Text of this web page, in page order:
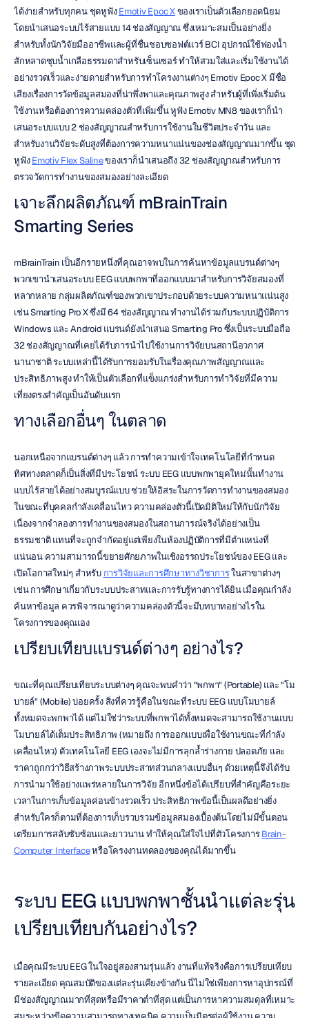
ได้ง่ายสำหรับทุกคน ชุดหูฟัง Emotiv Epoc X ของเราเป็นตัวเลือกยอดนิยม
โดยนำเสนอระบบไร้สายแบบ 14 ช่องสัญญาณ ซึ่งเหมาะสมเป็นอย่างยิ่ง
สำหรับทั้งนักวิจัยมืออาชีพและผู้ที่ชื่นชอบซอฟต์แวร์ BCI อุปกรณ์ใช้ฟองน้ำ
สักหลาดชุบน้ำเกลือธรรมดาสำหรับเซ็นเซอร์ ทำให้สวมใส่และเริ่มใช้งานได้
อย่างรวดเร็วและง่ายดายสำหรับการทำโครงงานต่างๆ Emotiv Epoc X มีชื่อ
เสียงเรื่องการวัดข้อมูลสมองที่น่าพึ่งพาและคุณภาพสูง สำหรับผู้ที่เพิ่งเริ่มต้น
ใช้งานหรือต้องการความคล่องตัวที่เพิ่มขึ้น หูฟัง Emotiv MN8 ของเราก็นำ
เสนอระบบแบบ 2 ช่องสัญญาณสำหรับการใช้งานในชีวิตประจำวัน และ
สำหรับงานวิจัยระดับสูงที่ต้องการความหนาแน่นของช่องสัญญาณมากขึ้น ชุด
หูฟัง Emotiv Flex Saline ของเราก็นำเสนอถึง 32 ช่องสัญญาณสำหรับการ
ตรวจวัดการทำงานของสมองอย่างละเอียด
เจาะลึกผลิตภัณฑ์ mBrainTrain
Smarting Series
mBrainTrain เป็นอีกรายหนึ่งที่คุณอาจพบในการค้นหาข้อมูลแบรนด์ต่างๆ
พวกเขานำเสนอระบบ EEG แบบพกพาที่ออกแบบมาสำหรับการวิจัยสมองที่
หลากหลาย กลุ่มผลิตภัณฑ์ของพวกเขาประกอบด้วยระบบความหนาแน่นสูง
เช่น Smarting Pro X ซึ่งมี 64 ช่องสัญญาณ ทำงานได้ร่วมกับระบบปฏิบัติการ
Windows และ Android แบรนด์ยังนำเสนอ Smarting Pro ซึ่งเป็นระบบมือถือ
32 ช่องสัญญาณที่เคยได้รับการนำไปใช้งานการวิจัยบนสถานีอวกาศ
นานาชาติ ระบบเหล่านี้ได้รับการยอมรับในเรื่องคุณภาพสัญญาณและ
ประสิทธิภาพสูง ทำให้เป็นตัวเลือกที่แข็งแกร่งสำหรับการทำวิจัยที่มีความ
เที่ยงตรงสำคัญเป็นอันดับแรก
ทางเลือกอื่นๆ ในตลาด
นอกเหนือจากแบรนด์ต่างๆ แล้ว การทำความเข้าใจเทคโนโลยีที่กำหนด
ทิศทางตลาดก็เป็นสิ่งที่มีประโยชน์ ระบบ EEG แบบพกพายุคใหม่นั้นทำงาน
แบบไร้สายได้อย่างสมบูรณ์แบบ ช่วยให้อิสระในการวัดการทำงานของสมอง
ในขณะที่บุคคลกำลังเคลื่อนไหว ความคล่องตัวนี้เปิดมิติใหม่ให้กับนักวิจัย
เนื่องจากจำลองการทำงานของสมองในสถานการณ์จริงได้อย่างเป็น
ธรรมชาติ แทนที่จะถูกจำกัดอยู่แต่เพียงในห้องปฏิบัติการที่มีตำแหน่งที่
แน่นอน ความสามารถนี้ขยายศักยภาพในเชิงอรรถประโยชน์ของ EEG และ
เปิดโอกาสใหม่ๆ สำหรับ การวิจัยและการศึกษาทางวิชาการ ในสาขาต่างๆ
เช่น การศึกษาเกี่ยวกับระบบประสาทและการรับรู้ทางการได้ยิน เมื่อคุณกำลัง
ค้นหาข้อมูล ควรพิจารณาดูว่าความคล่องตัวนี้จะมีบทบาทอย่างไรใน
โครงการของคุณเอง
เปรียบเทียบแบรนด์ต่างๆ อย่างไร?
ขณะที่คุณเปรียบเทียบระบบต่างๆ คุณจะพบคำว่า "พกพา" (Portable) และ "โม
บายล์" (Mobile) บ่อยครั้ง สิ่งที่ควรรู้คือในขณะที่ระบบ EEG แบบโมบายล์
ทั้งหมดจะพกพาได้ แต่ไม่ใช่ว่าระบบที่พกพาได้ทั้งหมดจะสามารถใช้งานแบบ
โมบายล์ได้เต็มประสิทธิภาพ (หมายถึง การออกแบบเพื่อใช้งานขณะที่กำลัง
เคลื่อนไหว) ตัวเทคโนโลยี EEG เองจะไม่มีการลุกล้ำร่างกาย ปลอดภัย และ
ราคาถูกกว่าวิธีสร้างภาพระบบประสาทส่วนกลางแบบอื่นๆ ด้วยเหตุนี้จึงได้รับ
การนำมาใช้อย่างแพร่หลายในการวิจัย อีกหนึ่งข้อได้เปรียบที่สำคัญคือระยะ
เวลาในการเก็บข้อมูลค่อนข้างรวดเร็ว ประสิทธิภาพข้อนี้เป็นผลดีอย่างยิ่ง
สำหรับใครก็ตามที่ต้องการเก็บรวบรวมข้อมูลสมองเบื้องต้นโดยไม่มีขั้นตอน
เตรียมการสลับซับซ้อนและยาวนาน ทำให้คุณใส่ใจไปที่ตัวโครงการ Brain-
Computer Interface หรือโครงงานทดลองของคุณได้มากขึ้น
ระบบ EEG แบบพกพาชั้นนำแต่ละรุ่น
เปรียบเทียบกันอย่างไร?
เมื่อคุณมีระบบ EEG ในใจอยู่สองสามรุ่นแล้ว งานที่แท้จริงคือการเปรียบเทียบ
รายละเอียด คุณสมบัติของแต่ละรุ่นเคียงข้างกัน นี่ไม่ใช่เพียงการหาอุปกรณ์ที่
มีช่องสัญญาณมากที่สุดหรือมีราคาต่ำที่สุด แต่เป็นการหาความสมดุลที่เหมาะ